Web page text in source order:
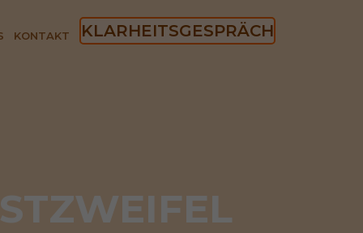
KONTAKT KLARHEITSGESPRÄCH